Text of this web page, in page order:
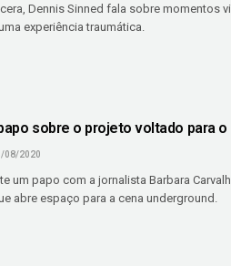
Dennis Sinned fala sobre momentos
experiência traumática.
sobre o projeto voltado para
08/2020
um papo com a jornalista Barbara
abre espaço para a cena underground.